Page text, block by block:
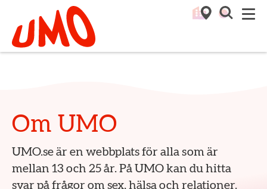
Till startsidan för Umo
Om UMO
UMO.se är en webbplats för alla som är
mellan 13 och 25 år. På UMO kan du hitta
svar på frågor om sex, hälsa och relationer.